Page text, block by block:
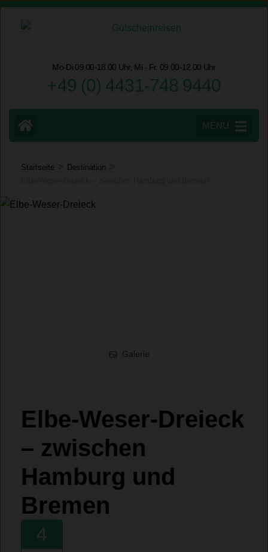
Zum
Mo-Di 09.00-18.00 Uhr, Mi - Fr. 09.00-12.00 Uhr
+49 (0) 4431-748 9440
MENU
Startseite > Destination >
Galerie
Elbe-Weser-Dreieck
– zwischen
Hamburg und
Bremen
4